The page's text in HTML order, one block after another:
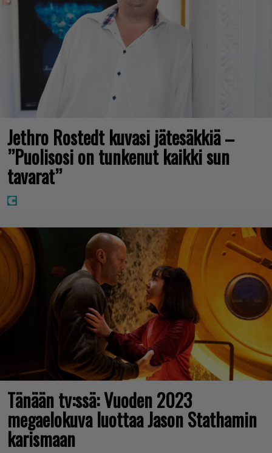
Jethro Rostedt kuvasi jätesäkkiä –
”Puolisosi on tunkenut kaikki sun
tavarat”
Tänään tv:ssä: Vuoden 2023
megaelokuva luottaa Jason Stathamin
karismaan